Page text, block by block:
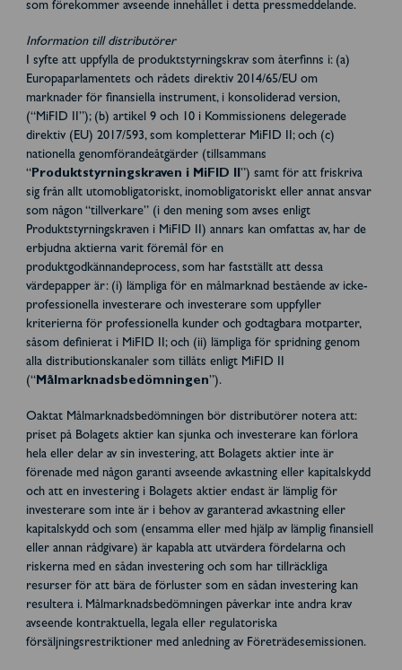
som förekommer avseende innehållet i detta pressmeddelande.
Information till distributörer
I syfte att uppfylla de produktstyrningskrav som återfinns i: (a)
Europaparlamentets och rådets direktiv 2014/65/EU om
marknader för finansiella instrument, i konsoliderad version,
(“MiFID II”); (b) artikel 9 och 10 i Kommissionens delegerade
direktiv (EU) 2017/593, som kompletterar MiFID II; och (c)
nationella genomförandeåtgärder (tillsammans
“Produktstyrningskraven i MiFID II”) samt för att friskriva
sig från allt utomobligatoriskt, inomobligatoriskt eller annat ansvar
som någon “tillverkare” (i den mening som avses enligt
Produktstyrningskraven i MiFID II) annars kan omfattas av, har de
erbjudna aktierna varit föremål för en
produktgodkännandeprocess, som har fastställt att dessa
värdepapper är: (i) lämpliga för en målmarknad bestående av icke-
professionella investerare och investerare som uppfyller
kriterierna för professionella kunder och godtagbara motparter,
såsom definierat i MiFID II; och (ii) lämpliga för spridning genom
alla distributionskanaler som tillåts enligt MiFID II
(“Målmarknadsbedömningen”).
Oaktat Målmarknadsbedömningen bör distributörer notera att:
priset på Bolagets aktier kan sjunka och investerare kan förlora
hela eller delar av sin investering, att Bolagets aktier inte är
förenade med någon garanti avseende avkastning eller kapitalskydd
och att en investering i Bolagets aktier endast är lämplig för
investerare som inte är i behov av garanterad avkastning eller
kapitalskydd och som (ensamma eller med hjälp av lämplig finansiell
eller annan rådgivare) är kapabla att utvärdera fördelarna och
riskerna med en sådan investering och som har tillräckliga
resurser för att bära de förluster som en sådan investering kan
resultera i. Målmarknadsbedömningen påverkar inte andra krav
avseende kontraktuella, legala eller regulatoriska
försäljningsrestriktioner med anledning av Företrädesemissionen.